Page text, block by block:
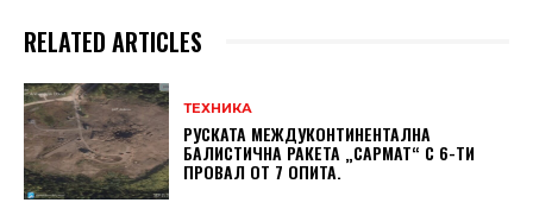
RELATED ARTICLES
ТЕХНИКА
РУСКАТА МЕЖДУКОНТИНЕНТАЛНА
БАЛИСТИЧНА РАКЕТА „САРМАТ“ С 6-ТИ
ПРОВАЛ ОТ 7 ОПИТА.